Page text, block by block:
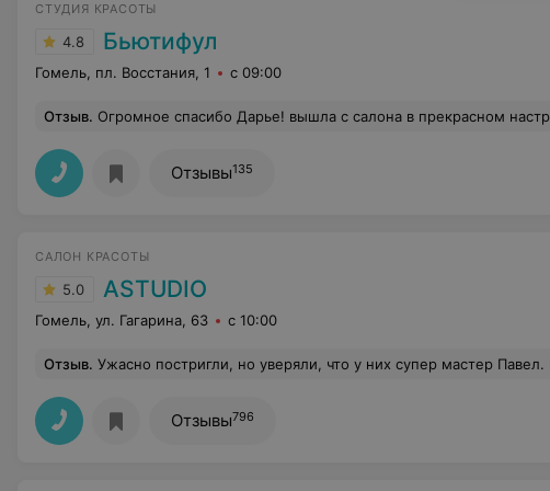
СТУДИЯ КРАСОТЫ
4.8 Бьютифул
Гомель, пл. Восстания, 1 с 09:00
Отзыв. Огромное спасибо Дарье! вышла с салона в прекрасном настроении и идеальными
Отзывы135
САЛОН КРАСОТЫ
5.0 ASTUDIO
Гомель, ул. Гагарина, 63 с 10:00
Отзыв. Ужасно постригли, но уверяли, что у них супер мастер Павел. Не верьте. Постриг всю длину ужасно, все торчит в разные стороны, чёлка лежит отвратно. Причём, спросила у мастера Павла как "носить" вашу стрижку (средняя длина волос), на что в ответ тишина. Стоит молчит, молча смотрит и моргает, больше ничего.... Зарание сказала, что хочу, что бы порядка к порядке аккуратно всё лежоло..... Но
Отзывы796